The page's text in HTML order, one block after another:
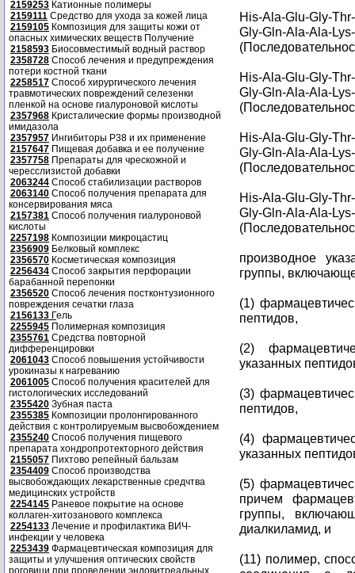
2159253 Катионные полимеры
2159111 Средство для ухода за кожей лица
2159105 Композиция для защиты кожи от
опасных химических веществ Получение
2158593 Биосовместимый водный раствор
2358728 Способ лечения и предупреждения
потери костной ткани
2258517 Способ хирургического лечения
травмотических повреждений селезенки
пленкой на основе гиалуроновой кислоты
2357968 Кристалические формы производной
имидазола
2357957 Ингибиторы P38 и их применение
2157647 Пищевая добавка и ее получение
2357758 Препараты для чрескожной и
чересслизистой добавки
2063244 Способ стабилизации растворов
2063140 Способ получения препарата для
консервирования мяса
2157381 Способ получения гиалуроновой
кислоты
2257198 Композиции микроцастиц
2356909 Белковый комплекс
2356570 Косметическая композиция
2256434 Способ закрытия перфорации
барабанной перепонки
2356520 Способ лечения постконтузионного
повреждения сечатки глаза
2156133 Гель
2255945 Полимерная композиция
2355761 Средства повторной
дифференцировки
2061043 Способ повышения устойчивости
урокиназы к нагреванию
2061005 Способ получения красителей для
гистологических исследований
2355420 Зубная паста
2355385 Композиции пролонгированного
действия с контролируемым высвобождением
2355240 Способ получения пищевого
препарата хондропротекторного действия
2155057 Пихтово репейный бальзам
2354409 Способ производства
высвобождающих лекарственные средчтва
медицинских устройств
2254145 Раневое покрытие на основе
коллаген-хитозанового комплекса
2254133 Лечение и профилактика ВИЧ-
инфекции у человека
2253439 Фармацевтическая композиция для
защиты и улучшения оптических свойств
роговици при проведении эндовитреальных
His-Ala-Glu-Gly-
Gly-Gln-Ala-Ala-
His-Ala-Glu-Gly-
Gly-Gln-Ala-Ala-
His-Ala-Glu-Gly-
Gly-Gln-Ala-Ala-
His-Ala-Glu-Gly-
Gly-Gln-Ala-Ala-
производное
группы,
(1)
пептидов,
(2)
указанных
(3)
пептидов,
(4)
указанных
(5)
причем
группы,
диалкиламид, и
(11) полимер,